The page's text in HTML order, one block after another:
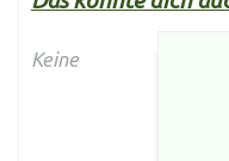
Keine